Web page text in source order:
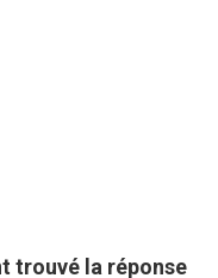
trouvé la réponse